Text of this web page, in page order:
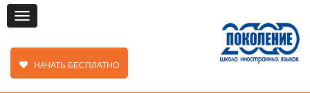
Toggle
ЗАКАЗАТЬ ЗВОНОК
НАЧАТЬ БЕСПЛАТНО